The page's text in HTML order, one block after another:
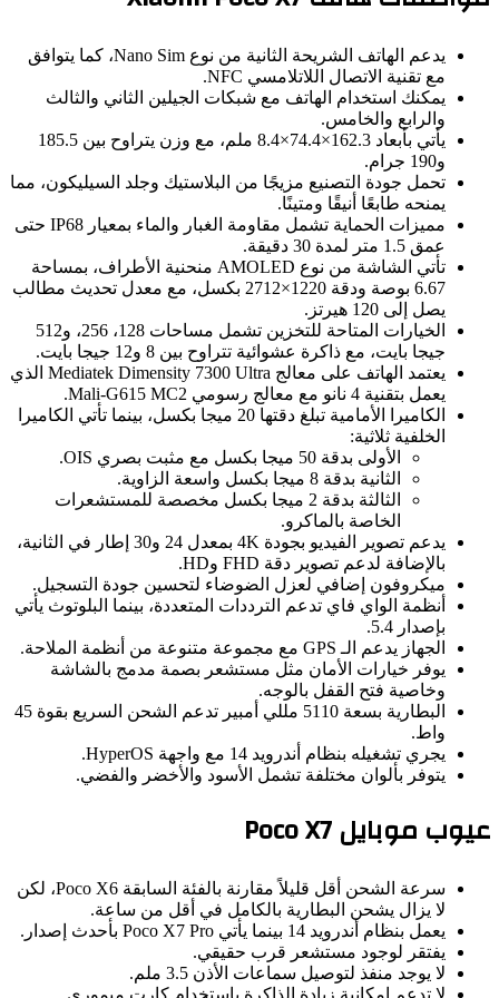
يدعم الهاتف الشريحة الثانية من نوع Nano Sim، كما يتوافق
مع تقنية الاتصال اللاتلامسي NFC.
يمكنك استخدام الهاتف مع شبكات الجيلين الثاني والثالث
والرابع والخامس.
يأتي بأبعاد 162.3×74.4×8.4 ملم، مع وزن يتراوح بين 185.5
و190 جرام.
تحمل جودة التصنيع مزيجًا من البلاستيك وجلد السيليكون، مما
يمنحه طابعًا أنيقًا ومتينًا.
مميزات الحماية تشمل مقاومة الغبار والماء بمعيار IP68 حتى
عمق 1.5 متر لمدة 30 دقيقة.
تأتي الشاشة من نوع AMOLED منحنية الأطراف، بمساحة
6.67 بوصة ودقة 1220×2712 بكسل، مع معدل تحديث مطالب
يصل إلى 120 هيرتز.
الخيارات المتاحة للتخزين تشمل مساحات 128، 256، و512
جيجا بايت، مع ذاكرة عشوائية تتراوح بين 8 و12 جيجا بايت.
يعتمد الهاتف على معالج Mediatek Dimensity 7300 Ultra الذي
يعمل بتقنية 4 نانو مع معالج رسومي Mali-G615 MC2.
الكاميرا الأمامية تبلغ دقتها 20 ميجا بكسل، بينما تأتي الكاميرا
الخلفية ثلاثية:
الأولى بدقة 50 ميجا بكسل مع مثبت بصري OIS.
الثانية بدقة 8 ميجا بكسل واسعة الزاوية.
الثالثة بدقة 2 ميجا بكسل مخصصة للمستشعرات
الخاصة بالماكرو.
يدعم تصوير الفيديو بجودة 4K بمعدل 24 و30 إطار في الثانية،
بالإضافة لدعم تصوير دقة FHD وHD.
ميكروفون إضافي لعزل الضوضاء لتحسين جودة التسجيل.
أنظمة الواي فاي تدعم الترددات المتعددة، بينما البلوتوث يأتي
بإصدار 5.4.
الجهاز يدعم الـ GPS مع مجموعة متنوعة من أنظمة الملاحة.
يوفر خيارات الأمان مثل مستشعر بصمة مدمج بالشاشة
وخاصية فتح القفل بالوجه.
البطارية بسعة 5110 مللي أمبير تدعم الشحن السريع بقوة 45
واط.
يجري تشغيله بنظام أندرويد 14 مع واجهة HyperOS.
يتوفر بألوان مختلفة تشمل الأسود والأخضر والفضي.
عيوب موبايل Poco X7
سرعة الشحن أقل قليلاً مقارنة بالفئة السابقة Poco X6، لكن
لا يزال يشحن البطارية بالكامل في أقل من ساعة.
يعمل بنظام أندرويد 14 بينما يأتي Poco X7 Pro بأحدث إصدار.
يفتقر لوجود مستشعر قرب حقيقي.
لا يوجد منفذ لتوصيل سماعات الأذن 3.5 ملم.